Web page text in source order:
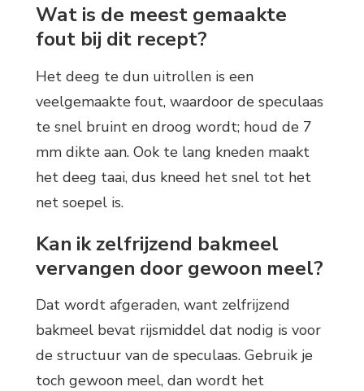
Wat is de meest gemaakte
fout bij dit recept?
Het deeg te dun uitrollen is een
veelgemaakte fout, waardoor de speculaas
te snel bruint en droog wordt; houd de 7
mm dikte aan. Ook te lang kneden maakt
het deeg taai, dus kneed het snel tot het
net soepel is.
Kan ik zelfrijzend bakmeel
vervangen door gewoon meel?
Dat wordt afgeraden, want zelfrijzend
bakmeel bevat rijsmiddel dat nodig is voor
de structuur van de speculaas. Gebruik je
toch gewoon meel, dan wordt het